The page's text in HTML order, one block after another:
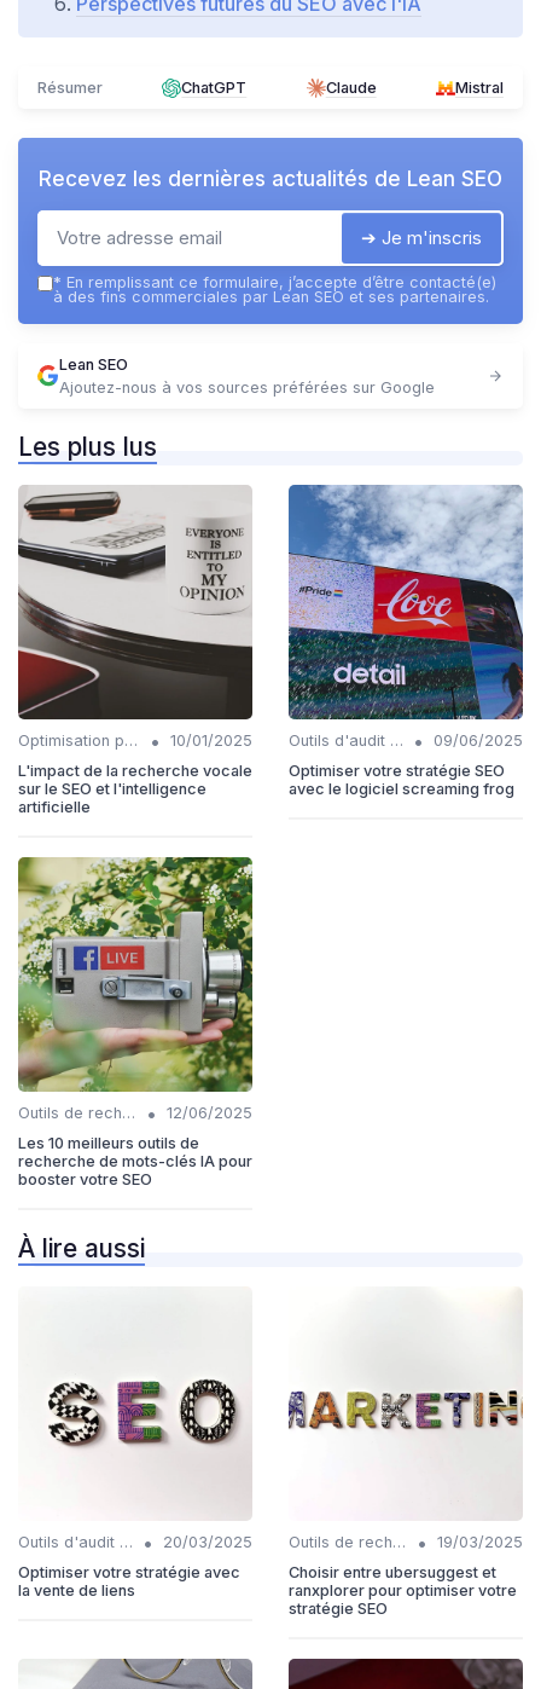
Résumer ChatGPT Claude Mistral
Recevez les dernières actualités de Lean SEO
➔ Je m'inscris
* En remplissant ce formulaire, j’accepte d’être contacté(e)
à des fins commerciales par Lean SEO et ses partenaires.
Lean SEO
Ajoutez-nous à vos sources préférées sur Google
Les plus lus
Optimisation pour la recherche vocale •
10/01/2025
L'impact de la recherche vocale
sur le SEO et l'intelligence
artificielle
Outils d'audit technique SEO •
09/06/2025
Optimiser votre stratégie SEO
avec le logiciel screaming frog
Outils de recherche de mots-clés IA •
12/06/2025
Les 10 meilleurs outils de
recherche de mots-clés IA pour
booster votre SEO
À lire aussi
Outils d'audit technique SEO •
20/03/2025
Optimiser votre stratégie avec
la vente de liens
Outils de recherche de mots-clés IA •
19/03/2025
Choisir entre ubersuggest et
ranxplorer pour optimiser votre
stratégie SEO